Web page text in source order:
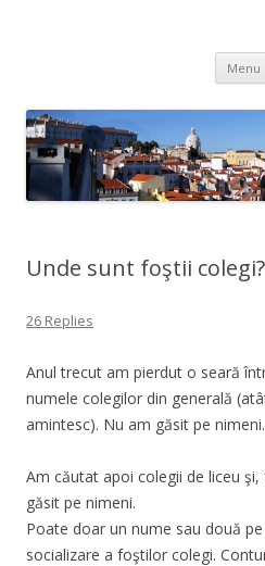
Menu
Unde sunt foştii colegi?
26 Replies
Anul trecut am pierdut o seară
numele colegilor din generală
amintesc). Nu am găsit pe nimeni.
Am căutat apoi colegii de liceu
găsit pe nimeni.
Poate doar un nume sau două
socializare a foştilor colegi.